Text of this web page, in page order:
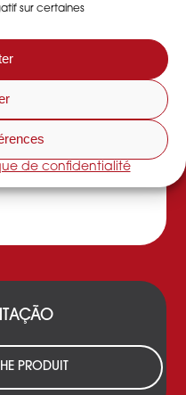
sur certaines
de confidentialité
que permite
de um local ou
organizada
aluguer
PRODUIT